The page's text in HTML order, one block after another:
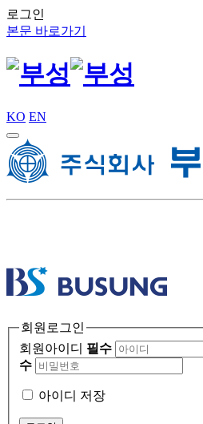
로그인
본문 바로가기
KO EN
회원로그인
회원아이디 필수
수
아이디 저장